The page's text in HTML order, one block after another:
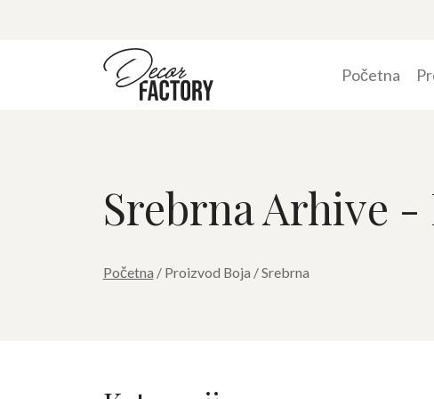
Početna
Srebrna Arhive
Početna / Proizvod Boja / Srebrna